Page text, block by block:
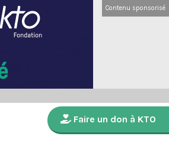
Contenu sponsorisé
Faire un don à KTO